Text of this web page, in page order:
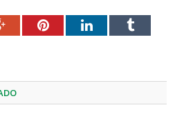
Google+PinterestLinkedInTumblr